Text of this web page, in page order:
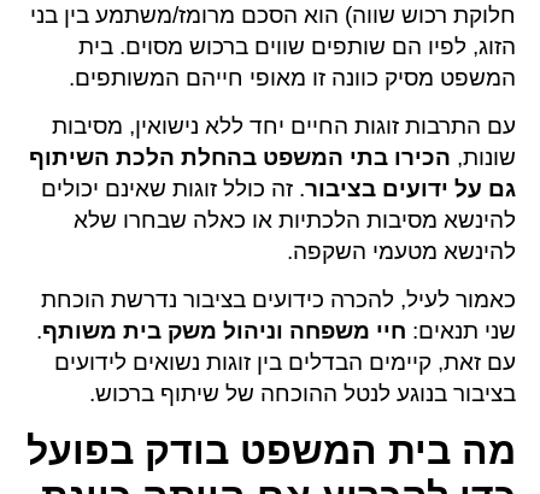
חלוקת רכוש שווה) הוא הסכם מרומז/משתמע בין בני
הזוג, לפיו הם שותפים שווים ברכוש מסוים. בית
המשפט מסיק כוונה זו מאופי חייהם המשותפים.
עם התרבות זוגות החיים יחד ללא נישואין, מסיבות
שונות, הכירו בתי המשפט בהחלת הלכת השיתוף
גם על ידועים בציבור. זה כולל זוגות שאינם יכולים
להינשא מסיבות הלכתיות או כאלה שבחרו שלא
להינשא מטעמי השקפה.
כאמור לעיל, להכרה כידועים בציבור נדרשת הוכחת
שני תנאים: חיי משפחה וניהול משק בית משותף.
עם זאת, קיימים הבדלים בין זוגות נשואים לידועים
בציבור בנוגע לנטל ההוכחה של שיתוף ברכוש.
מה בית המשפט בודק בפועל